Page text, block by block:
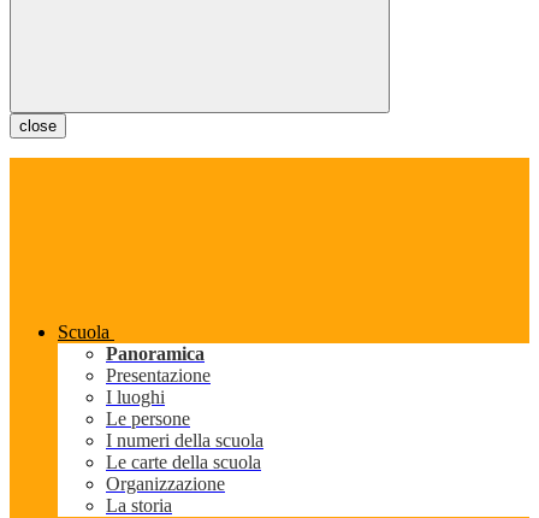
close
Scuola
Panoramica
Presentazione
I luoghi
Le persone
I numeri della scuola
Le carte della scuola
Organizzazione
La storia